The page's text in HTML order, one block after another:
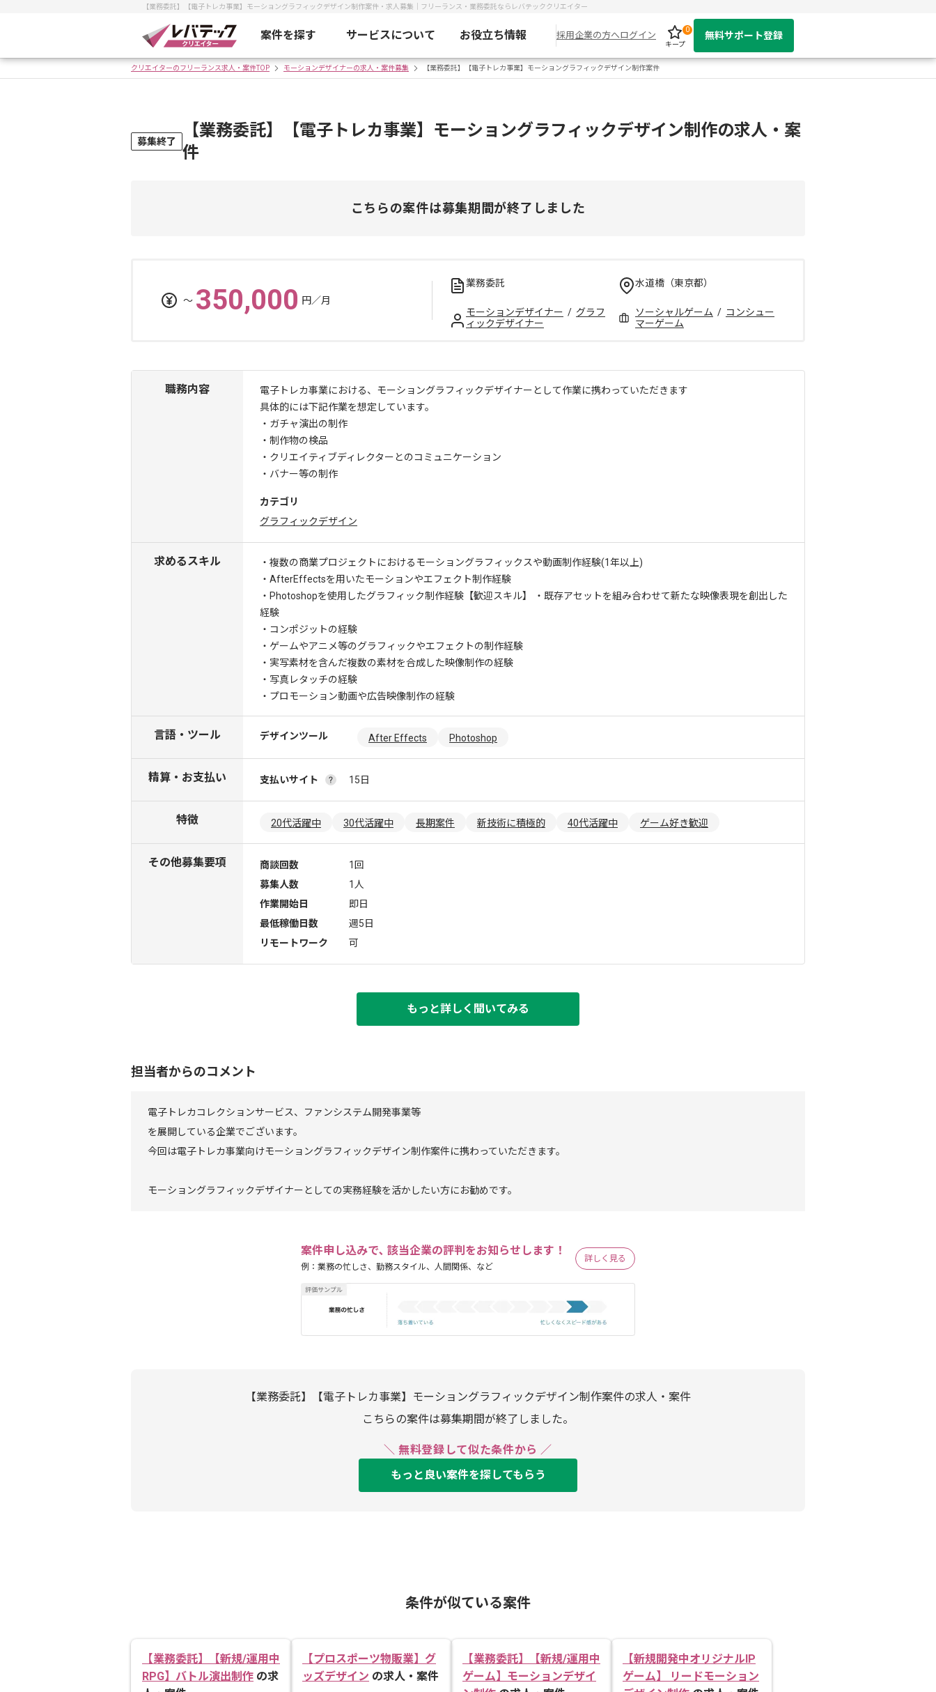
【業務委託】【電子トレカ事業】モーショングラフィックデザイン制作案件・求人募集｜フリーランス・業務委託ならレバテッククリエイター
案件を探す サービスについて お役立ち情報 採用企業の方へログイン
キープ
0
無料サポート登録
クリエイターのフリーランス求人・案件TOP モーションデザイナーの求人・案件募集 【業務委託】【電子トレカ事業】モーショングラフィックデザイン制作案件
募集終了
【業務委託】【電子トレカ事業】モーショングラフィックデザイン制作の求人・案
件
こちらの案件は募集期間が終了しました
〜 350,000 円／月
業務委託 水道橋（東京都）
モーションデザイナー / グラフ
ィックデザイナー
ソーシャルゲーム / コンシュー
マーゲーム
職務内容
電子トレカ事業における、モーショングラフィックデザイナーとして作業に携わっていただきます
具体的には下記作業を想定しています。
・ガチャ演出の制作
・制作物の検品
・クリエイティブディレクターとのコミュニケーション
・バナー等の制作
カテゴリ
グラフィックデザイン
求めるスキル
・複数の商業プロジェクトにおけるモーショングラフィックスや動画制作経験(1年以上)
・AfterEffectsを用いたモーションやエフェクト制作経験
・Photoshopを使用したグラフィック制作経験 【歓迎スキル】 ・既存アセットを組み合わせて新たな映像表現を創出した
経験
・コンポジットの経験
・ゲームやアニメ等のグラフィックやエフェクトの制作経験
・実写素材を含んだ複数の素材を合成した映像制作の経験
・写真レタッチの経験
・プロモーション動画や広告映像制作の経験
言語・ツール デザインツール After Effects Photoshop
精算・お支払い 支払いサイト 15日
特徴 20代活躍中 30代活躍中 長期案件 新技術に積極的 40代活躍中 ゲーム好き歓迎
その他募集要項 商談回数
1回
募集人数
1人
作業開始日
即日
最低稼働日数
週5日
リモートワーク
可
もっと詳しく聞いてみる
担当者からのコメント
電子トレカコレクションサービス、ファンシステム開発事業等
を展開している企業でございます。
今回は電子トレカ事業向けモーショングラフィックデザイン制作案件に携わっていただきます。
モーショングラフィックデザイナーとしての実務経験を活かしたい方にお勧めです。
案件申し込みで､ 該当企業の評判をお知らせします！
例：業務の忙しさ、勤務スタイル、人間関係、など
詳しく見る
【業務委託】【電子トレカ事業】モーショングラフィックデザイン制作案件の求人・案件
こちらの案件は募集期間が終了しました。
＼ 無料登録して似た条件から ／
もっと良い案件を探してもらう
条件が似ている案件
【業務委託】【新規/運用中
RPG】バトル演出制作 の求
【プロスポーツ物販業】グ
ッズデザイン の求人・案件
【業務委託】【新規/運用中
ゲーム】モーションデザイ
【新規開発中オリジナルIP
ゲーム】 リードモーション